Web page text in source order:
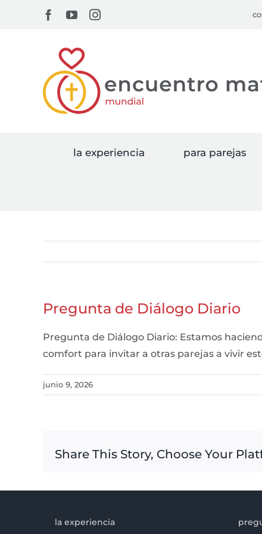
Facebook
YouTubeInstagram
la experiencia para parejas
Pregunta de Diálogo Diario
Pregunta de Diálogo Diario: Estamos
comfort para invitar a otras parejas a vivir
junio 9, 2026
Share This Story, Choose Your
la experiencia